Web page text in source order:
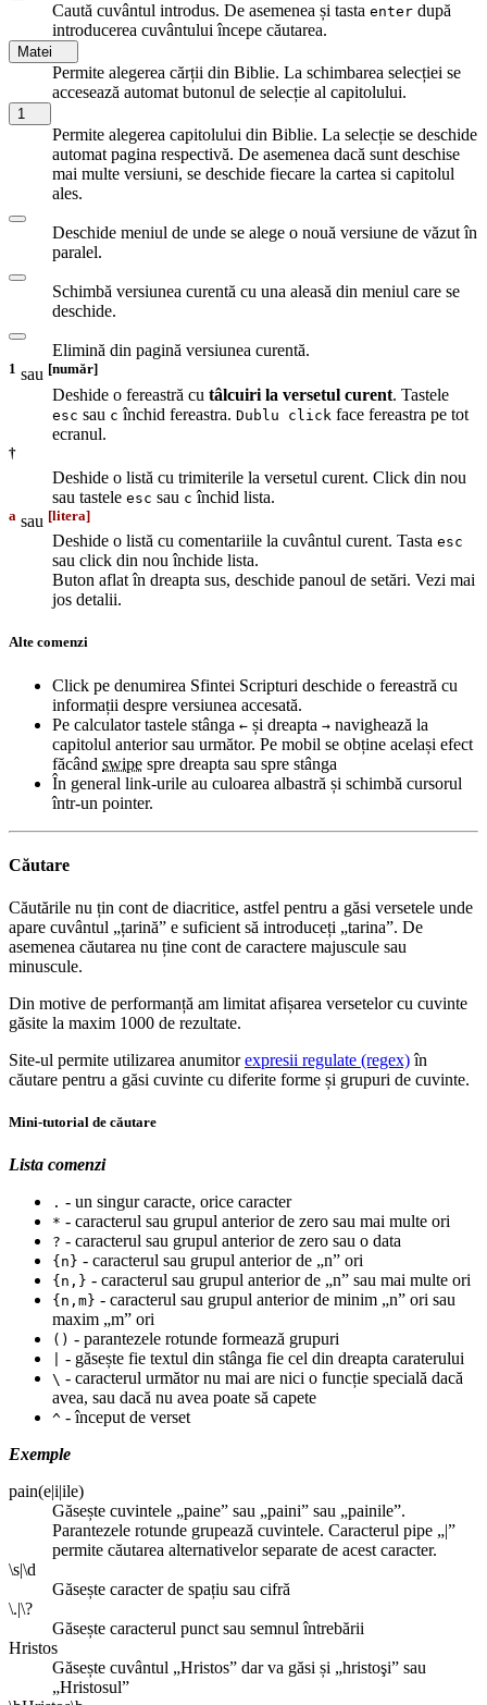
Caută cuvântul introdus. De asemenea și tasta enter după
introducerea cuvântului începe căutarea.
Matei
Permite alegerea cărții din Biblie. La schimbarea selecției se
accesează automat butonul de selecție al capitolului.
1
Permite alegerea capitolului din Biblie. La selecție se deschide
automat pagina respectivă. De asemenea dacă sunt deschise
mai multe versiuni, se deschide fiecare la cartea si capitolul
ales.
Deschide meniul de unde se alege o nouă versiune de văzut în
paralel.
Schimbă versiunea curentă cu una aleasă din meniul care se
deschide.
Elimină din pagină versiunea curentă.
1 sau [număr]
Deshide o fereastră cu tâlcuiri la versetul curent. Tastele
esc sau c închid fereastra. Dublu click face fereastra pe tot
ecranul.
†
Deshide o listă cu trimiterile la versetul curent. Click din nou
sau tastele esc sau c închid lista.
a sau [litera]
Deshide o listă cu comentariile la cuvântul curent. Tasta esc
sau click din nou închide lista.
Buton aflat în dreapta sus, deschide panoul de setări. Vezi mai
jos detalii.
Alte comenzi
Click pe denumirea Sfintei Scripturi deschide o fereastră cu
informații despre versiunea accesată.
Pe calculator tastele stânga ← și dreapta → navighează la
capitolul anterior sau următor. Pe mobil se obține același efect
făcând swipe spre dreapta sau spre stânga
În general link-urile au culoarea albastră și schimbă cursorul
într-un pointer.
Căutare
Căutările nu țin cont de diacritice, astfel pentru a găsi versetele unde
apare cuvântul „țarină” e suficient să introduceți „tarina”. De
asemenea căutarea nu ține cont de caractere majuscule sau
minuscule.
Din motive de performanță am limitat afișarea versetelor cu cuvinte
găsite la maxim 1000 de rezultate.
Site-ul permite utilizarea anumitorexpresii regulate (regex)în
căutare pentru a găsi cuvinte cu diferite forme și grupuri de cuvinte.
Mini-tutorial de căutare
Lista comenzi
. - un singur caracte, orice caracter
* - caracterul sau grupul anterior de zero sau mai multe ori
? - caracterul sau grupul anterior de zero sau o data
{n} - caracterul sau grupul anterior de „n” ori
{n,} - caracterul sau grupul anterior de „n” sau mai multe ori
{n,m} - caracterul sau grupul anterior de minim „n” ori sau
maxim „m” ori
() - parantezele rotunde formează grupuri
- găsește fie textul din stânga fie cel din dreapta caraterului
\ - caracterul următor nu mai are nici o funcție specială dacă
avea, sau dacă nu avea poate să capete
^ - început de verset
Exemple
pain(e|i|ile)
Găsește cuvintele „paine” sau „paini” sau „painile”.
Parantezele rotunde grupează cuvintele. Caracterul pipe „|”
permite căutarea alternativelor separate de acest caracter.
\s|\d
Găsește caracter de spațiu sau cifră
\.|\?
Găsește caracterul punct sau semnul întrebării
Hristos
Găsește cuvântul „Hristos” dar va găsi și „hristoşi” sau
„Hristosul”